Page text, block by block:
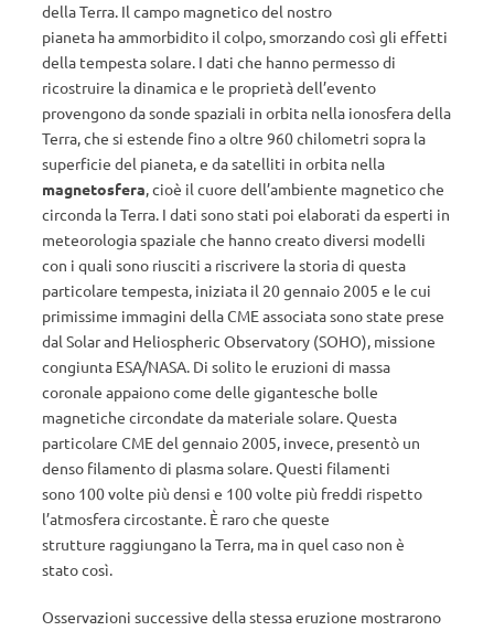
della Terra. Il campo magnetico del nostro
pianeta ha ammorbidito il colpo, smorzando così gli effetti
della tempesta solare. I dati che hanno permesso di
ricostruire la dinamica e le proprietà dell’evento
provengono da sonde spaziali in orbita nella ionosfera della
Terra, che si estende fino a oltre 960 chilometri sopra la
superficie del pianeta, e da satelliti in orbita nella
magnetosfera, cioè il cuore dell’ambiente magnetico che
circonda la Terra. I dati sono stati poi elaborati da esperti in
meteorologia spaziale che hanno creato diversi modelli
con i quali sono riusciti a riscrivere la storia di questa
particolare tempesta, iniziata il 20 gennaio 2005 e le cui
primissime immagini della CME associata sono state prese
dal Solar and Heliospheric Observatory (SOHO), missione
congiunta ESA/NASA. Di solito le eruzioni di massa
coronale appaiono come delle gigantesche bolle
magnetiche circondate da materiale solare. Questa
particolare CME del gennaio 2005, invece, presentò un
denso filamento di plasma solare. Questi filamenti
sono 100 volte più densi e 100 volte più freddi rispetto
l’atmosfera circostante. È raro che queste
strutture raggiungano la Terra, ma in quel caso non è
stato così.
Osservazioni successive della stessa eruzione mostrarono